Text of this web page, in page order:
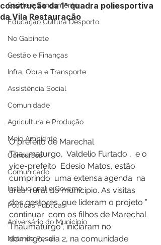
Saúde e Saneamento
Educação Cultura Desporto
No Gabinete
Gestão e Finanças
Infra, Obra e Transporte
Assistência Social
Comunidade
Agricultura e Produção
Meio Ambiente
Concursos
Comunicado
Institucional e Governo
Políticas Públicas
Aniversário do Município
Nota de Pesar
construção da 1ª quadra poliesportiva
da Vila Restauração
O prefeito de Marechal
Thaumaturgo,  Valdelio Furtado ,  e o
vice-prefeito  Edesio Matos, estão
cumprindo  uma extensa agenda  na
área  rural do município. As visitas
dos gestores  que lideram o projeto ”
continuar  com os filhos de Marechal
Thaumaturgo”, iniciaram no
domingo,  dia 2, na comunidade